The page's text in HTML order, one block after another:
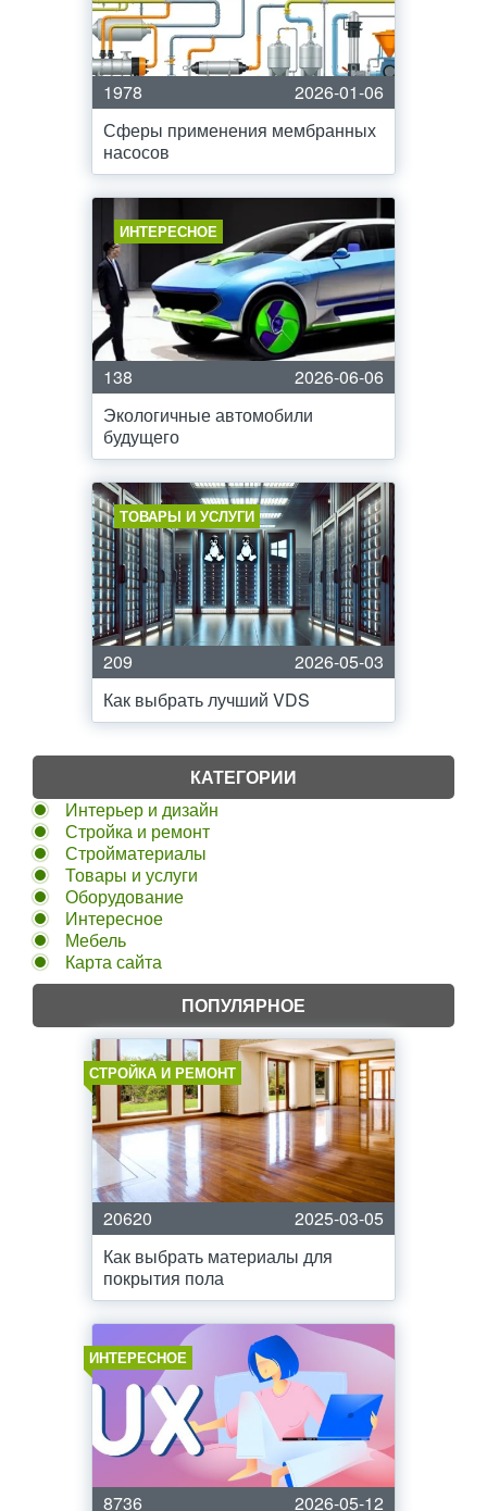
1978
2026-01-06
Сферы применения мембранных
насосов
ИНТЕРЕСНОЕ
138
2026-06-06
Экологичные автомобили
будущего
ТОВАРЫ И УСЛУГИ
209
2026-05-03
Как выбрать лучший VDS
КАТЕГОРИИ
Интерьер и дизайн
Стройка и ремонт
Стройматериалы
Товары и услуги
Оборудование
Интересное
Мебель
Карта сайта
ПОПУЛЯРНОЕ
СТРОЙКА И РЕМОНТ
20620
2025-03-05
Как выбрать материалы для
покрытия пола
ИНТЕРЕСНОЕ
8736 2026-05-12